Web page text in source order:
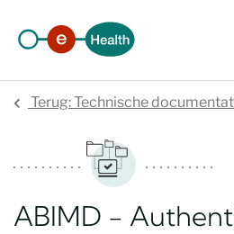
Terug: Technische
ABIMD -